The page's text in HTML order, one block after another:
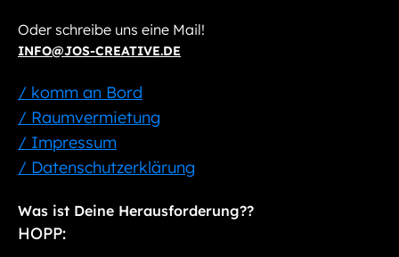
Oder schreibe uns eine Mail!
INFO@JOS-CREATIVE.DE
/ komm an Bord
/ Raumvermietung
/ Impressum
/ Datenschutzerklärung
Was ist Deine Herausforderung??
HOPP: